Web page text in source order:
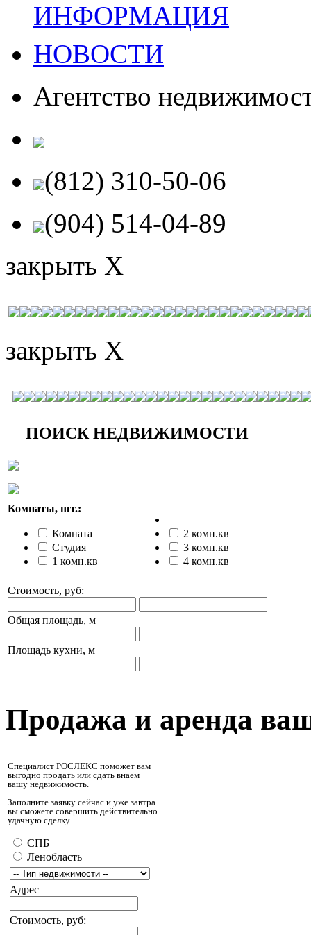
ИНФОРМАЦИЯ
НОВОСТИ
Агентство
(812) 310-50-06
(904) 514-04-89
закрыть X
закрыть X
ПОИСК НЕДВИЖИМОСТИ
Комнаты, шт.:
Комната
Студия
1 комн.кв
2 комн.кв
3 комн.кв
4 комн.кв
Стоимость, руб:
Общая площадь, м
Площадь кухни, м
Продажа и аренда
Специалист РОСЛЕКС поможет вам
выгодно продать или сдать внаем
вашу недвижимость.
Заполните заявку сейчас и уже завтра
вы сможете совершить действительно
удачную сделку.
СПБ
Ленобласть
Адрес
Стоимость, руб: